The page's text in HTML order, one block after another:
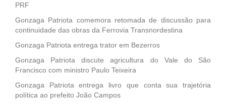
PRF
Gonzaga Patriota comemora retomada de discussão para
continuidade das obras da Ferrovia Transnordestina
Gonzaga Patriota entrega trator em Bezerros
Gonzaga Patriota discute agricultura do Vale do São
Francisco com ministro Paulo Teixeira
Gonzaga Patriota entrega livro que conta sua trajetória
política ao prefeito João Campos